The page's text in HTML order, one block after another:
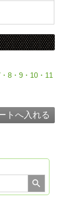
8・9・10・11
Search Button